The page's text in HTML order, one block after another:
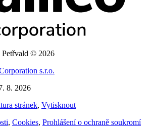
© 2026
s.r.o.
8. 2026
stránek, Vytisknout
, Cookies, Prohlášení o ochraně soukromí